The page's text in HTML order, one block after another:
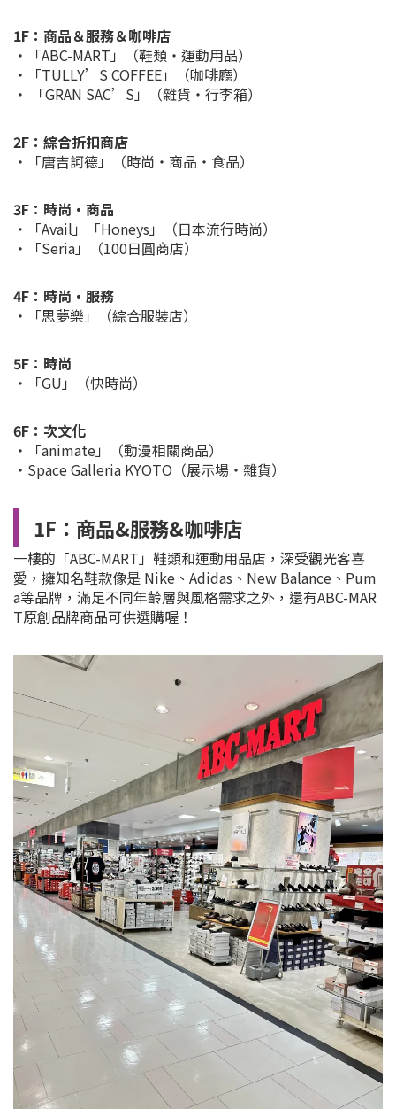
1F：商品＆服務＆咖啡店
・「ABC-MART」（鞋類・運動用品）
・「TULLY’S COFFEE」（咖啡廳）
・ 「GRAN SAC’S」（雜貨・行李箱）
2F：綜合折扣商店
・「唐吉訶德」（時尚・商品・食品）
3F：時尚・商品
・「Avail」「Honeys」（日本流行時尚）
・「Seria」（100日圓商店）
4F：時尚・服務
・「思夢樂」（綜合服裝店）
5F：時尚
・「GU」（快時尚）
6F：次文化
・「animate」（動漫相關商品）
・Space Galleria KYOTO（展示場・雜貨）
1F：商品&服務&咖啡店
一樓的「ABC-MART」鞋類和運動用品店，深受觀光客喜
愛，擁知名鞋款像是 Nike、Adidas、New Balance、Pum
a等品牌，滿足不同年齡層與風格需求之外，還有ABC-MAR
T原創品牌商品可供選購喔！